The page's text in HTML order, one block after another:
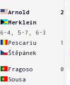
Arnold
2
Merklein
6-4, 5-7, 6-3
Pescariu
1
Štěpánek
Fragoso
0
Sousa